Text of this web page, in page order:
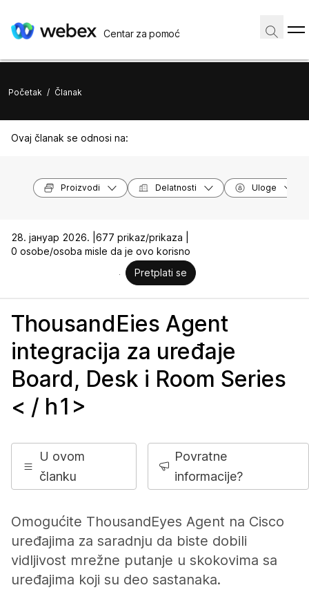
Centar za pomoć
Početak / Članak
Ovaj članak se odnosi na:
Proizvodi Delatnosti Uloge
28. јануар 2026. | 677 prikaz/prikaza |
0 osobe/osoba misle da je ovo korisno
Pretplati se
ThousandEies Agent
integracija za uređaje
Board, Desk i Room Series
< / h1>
U ovom
članku
Povratne
informacije?
Omogućite ThousandEyes Agent na Cisco
uređajima za saradnju da biste dobili
vidljivost mrežne putanje u skokovima sa
uređajima koji su deo sastanaka.